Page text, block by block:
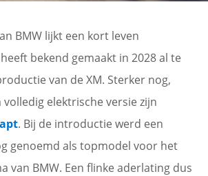
BMW lijkt een kort leven
bekend gemaakt in 2028 al te
van de XM. Sterker nog,
elektrische versie zijn
. Bij de introductie werd een
genoemd als topmodel voor het
van BMW. Een flinke aderlating dus